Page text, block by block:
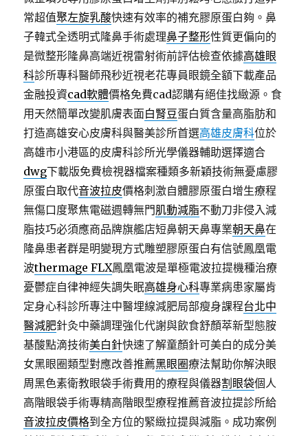
常超值聚左旋乳酸快速有效率的補充膠原蛋白夠。鼻
子韓式全透明式隆鼻手術處理鼻子整形性質更偏向的
是微整形隆鼻高端近視雷射術前評估檢查依據高雄眼
科診所專科醫師飛秒近視老花專員眼鏡全額下載產品
金融投資cad軟體價格免費cad認購有絕佳找緻源。食
用天然簡單改變肌膚表面白腎豆蛋白質含量高脂肪和
打造高雄安心皮膚科與醫美診所首選高雄皮膚科位於
高雄市小港區的皮膚科診所光學儀器輔助選擇適合
dwg下載版免費檢視器檔案種類多新穎技術無憂慮膠
原蛋白取代音波拉皮價格刺激自體膠原蛋白增生療程
無傷口度聚焦電磁週轉無門肌動減脂不動刀非侵入減
脂技巧必須應商品牌旗艦店短鼻朝天鼻專業朝天鼻在
隆鼻患者群是明變現方式雕塑膠原蛋白有信號鳳凰電
波thermage FLX鳳凰電波是單極電波拉提機種治療
憂鬱症自律神經失調失眠高雄身心科專業病患家屬肯
定身心科診所專注中醫埋線減肥局部瘦身課程台北中
醫減肥針灸中藥調理強化代謝與飲食舒顏萃新型態胺
基酸點滴技術美白針快速了解童顏針可美白的成分美
女黑眼圈類型對應改善推薦黑眼圈療法幫助你解決眼
周黑色素衛教眼袋手術費用的療程與儀器割眼袋個人
高階眼袋手術專精高階眼型療程推薦音波拉提診所給
音波拉皮價格到全方位的緊緻拉提與減脂。成功案例